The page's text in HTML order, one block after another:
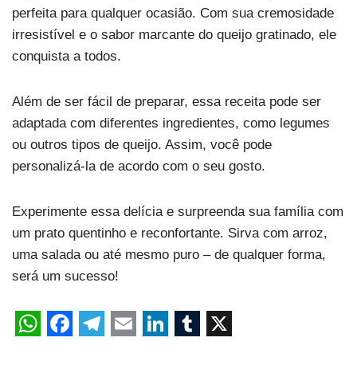
perfeita para qualquer ocasião. Com sua cremosidade
irresistível e o sabor marcante do queijo gratinado, ele
conquista a todos.
Além de ser fácil de preparar, essa receita pode ser
adaptada com diferentes ingredientes, como legumes
ou outros tipos de queijo. Assim, você pode
personalizá-la de acordo com o seu gosto.
Experimente essa delícia e surpreenda sua família com
um prato quentinho e reconfortante. Sirva com arroz,
uma salada ou até mesmo puro – de qualquer forma,
será um sucesso!